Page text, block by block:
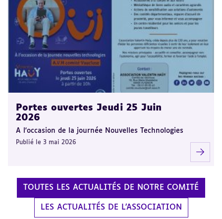
Portes ouvertes Jeudi 25 Juin
2026
A l'occasion de la journée Nouvelles Technologies
Publié le 3 mai 2026
TOUTES LES ACTUALITÉS DE NOTRE COMITÉ
LES ACTUALITÉS DE L'ASSOCIATION